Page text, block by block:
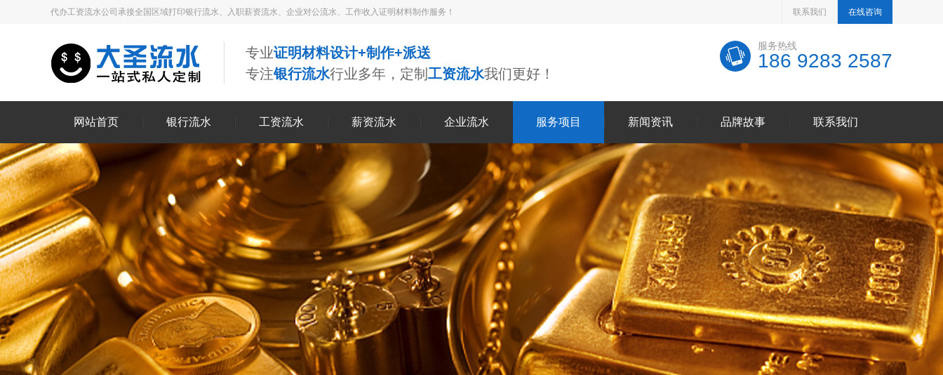
代办工资流水公司承接全国区域打印银行流水、入职薪资流水、企业对公流水、工作收入证明材料制作服务！ 联系我们 在线咨询
服务热线
186 9283 2587
专业证明材料设计+制作+派送
专注银行流水行业多年，定制 工资流水我们更好！
网站首页 银行流水 工资流水 薪资流水 企业流水 服务项目 新闻资讯 品牌故事 联系我们